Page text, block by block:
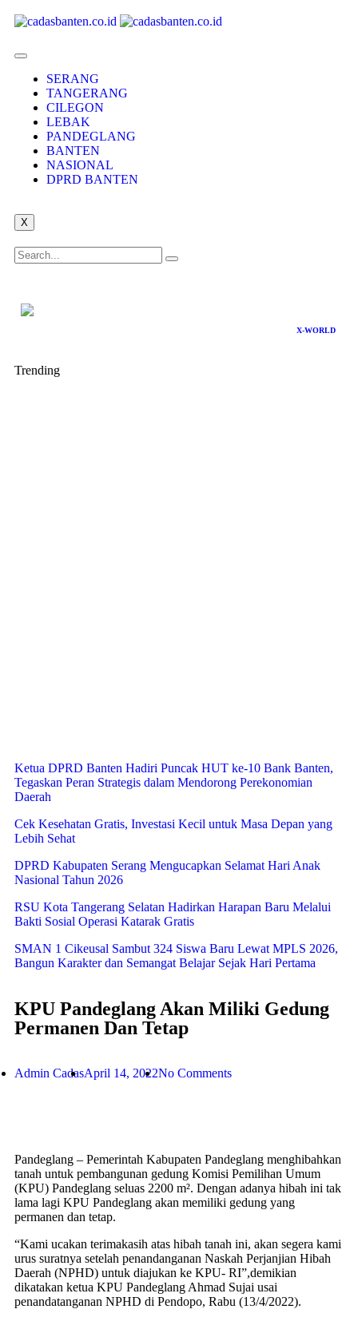
SERANG
TANGERANG
CILEGON
LEBAK
PANDEGLANG
BANTEN
NASIONAL
DPRD BANTEN
X
X-WORLD
Trending
Ketua DPRD Banten Hadiri Puncak HUT ke-10 Bank Banten,
Tegaskan Peran Strategis dalam Mendorong Perekonomian
Daerah
Cek Kesehatan Gratis, Investasi Kecil untuk Masa Depan yang
Lebih Sehat
DPRD Kabupaten Serang Mengucapkan Selamat Hari Anak
Nasional Tahun 2026
RSU Kota Tangerang Selatan Hadirkan Harapan Baru Melalui
Bakti Sosial Operasi Katarak Gratis
SMAN 1 Cikeusal Sambut 324 Siswa Baru Lewat MPLS 2026,
Bangun Karakter dan Semangat Belajar Sejak Hari Pertama
KPU Pandeglang Akan Miliki Gedung
Permanen Dan Tetap
Admin CadasApril 14, 2022No Comments
Pandeglang – Pemerintah Kabupaten Pandeglang menghibahkan
tanah untuk pembangunan gedung Komisi Pemilihan Umum
(KPU) Pandeglang seluas 2200 m². Dengan adanya hibah ini tak
lama lagi KPU Pandeglang akan memiliki gedung yang
permanen dan tetap.
“Kami ucakan terimakasih atas hibah tanah ini, akan segera kami
urus suratnya setelah penandanganan Naskah Perjanjian Hibah
Daerah (NPHD) untuk diajukan ke KPU- RI”,demikian
dikatakan ketua KPU Pandeglang Ahmad Sujai usai
penandatanganan NPHD di Pendopo, Rabu (13/4/2022).